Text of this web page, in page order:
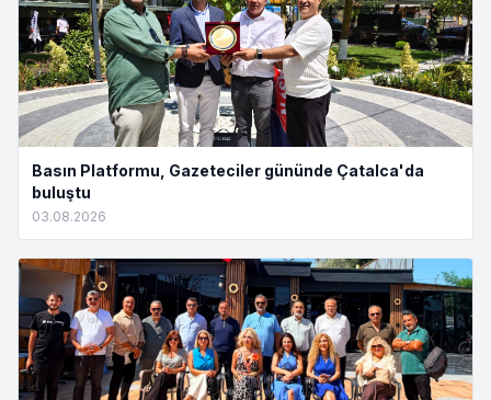
Basın Platformu, Gazeteciler gününde Çatalca'da
buluştu
03.08.2026